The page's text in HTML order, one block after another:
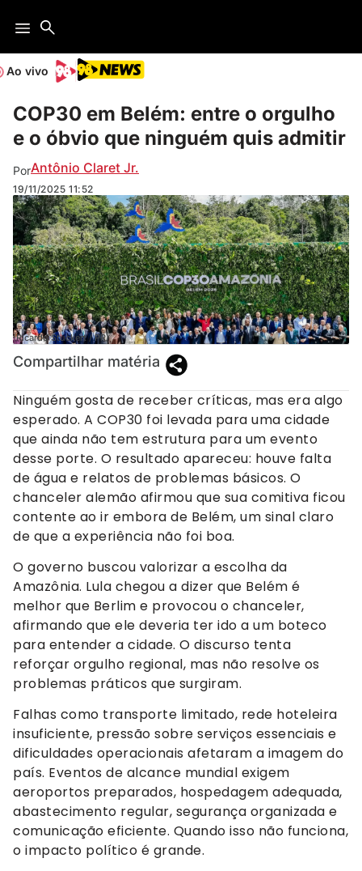
Ao vivo
COP30 em Belém: entre o orgulho
e o óbvio que ninguém quis admitir
PorAntônio Claret Jr.
19/11/2025 11:52
(Ricardo Stuckert / PR)
Compartilhar matéria
Ninguém gosta de receber críticas, mas era algo
esperado. A COP30 foi levada para uma cidade
que ainda não tem estrutura para um evento
desse porte. O resultado apareceu: houve falta
de água e relatos de problemas básicos. O
chanceler alemão afirmou que sua comitiva ficou
contente ao ir embora de Belém, um sinal claro
de que a experiência não foi boa.
O governo buscou valorizar a escolha da
Amazônia. Lula chegou a dizer que Belém é
melhor que Berlim e provocou o chanceler,
afirmando que ele deveria ter ido a um boteco
para entender a cidade. O discurso tenta
reforçar orgulho regional, mas não resolve os
problemas práticos que surgiram.
Falhas como transporte limitado, rede hoteleira
insuficiente, pressão sobre serviços essenciais e
dificuldades operacionais afetaram a imagem do
país. Eventos de alcance mundial exigem
aeroportos preparados, hospedagem adequada,
abastecimento regular, segurança organizada e
comunicação eficiente. Quando isso não funciona,
o impacto político é grande.